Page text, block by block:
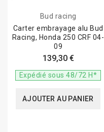
Bud racing
Carter embrayage alu Bud
Racing, Honda 250 CRF 04-
09
139,30 €
Expédié sous 48/72 H*
AJOUTER AU PANIER